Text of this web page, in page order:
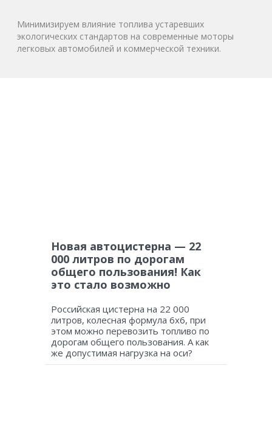
Минимизируем влияние топлива устаревших
экологических стандартов на современные моторы
легковых автомобилей и коммерческой техники.
Новая автоцистерна — 22
000 литров по дорогам
общего пользования! Как
это стало возможно
Российская цистерна на 22 000
литров, колесная формула 6х6, при
этом можно перевозить топливо по
дорогам общего пользования. А как
же допустимая нагрузка на оси?